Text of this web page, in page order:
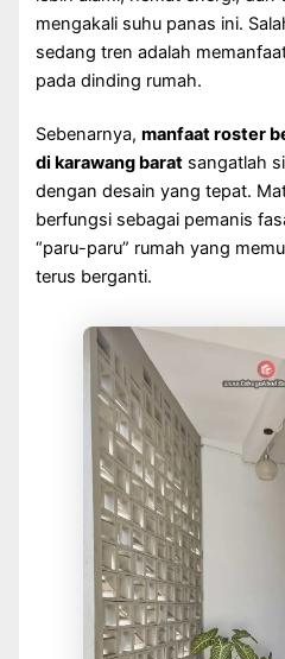
mengakali suhu panas ini.
sedang tren adalah
pada dinding rumah.
Sebenarnya,manfaat roster
di karawang barat sangatlah
dengan desain yang tepat.
berfungsi sebagai pemanis
“paru-paru” rumah yang
terus berganti.